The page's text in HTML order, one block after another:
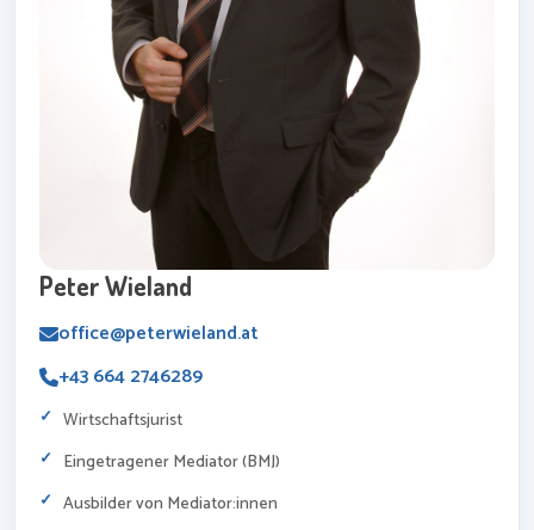
Peter Wieland
office@peterwieland.at
+43 664 2746289
Wirtschaftsjurist
Eingetragener Mediator (BMJ)
Ausbilder von Mediator:innen